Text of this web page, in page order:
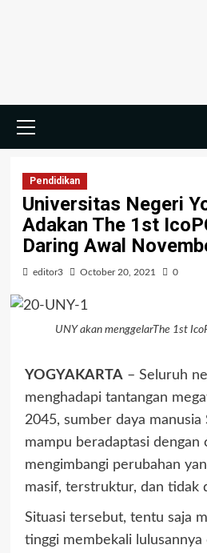
Menu
Pendidikan
Universitas Negeri
Adakan The 1st
Daring Awal
editor3 October 20, 2021 0
UNY akan menggelarThe 1st
YOGYAKARTA– Seluruh
menghadapi tantangan
2045, sumber daya
mampu beradaptasi dengan
mengimbangi perubahan
masif, terstruktur, dan tidak
Situasi tersebut, tentu saja
tinggi membekali lulusannya